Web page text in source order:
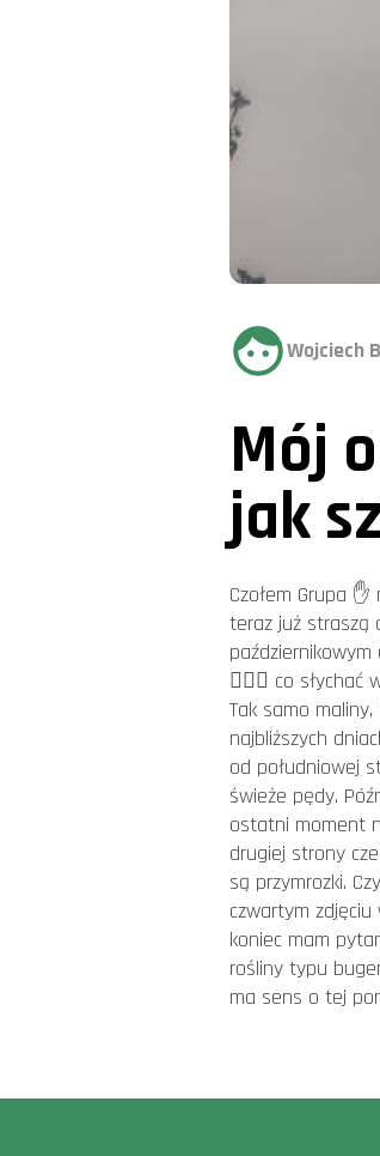
Wojciech
Mój
jak
Czołem Grupa
teraz już straszą
🤷🏻‍♂️ co
Tak samo
najbliższych
od południowej
świeże pędy.
ostatni moment
drugiej strony
są przymrozki.
czwartym
koniec mam
rośliny typu
ma sens o tej